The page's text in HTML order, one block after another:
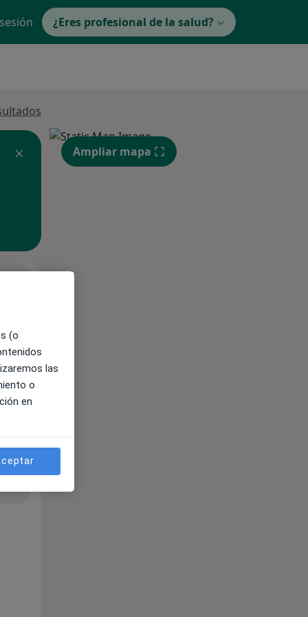
¿Eres profesional de la salud?
Ampliar mapa
(o
las
o
en